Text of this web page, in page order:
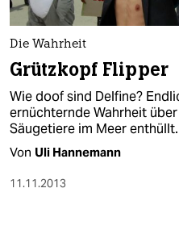
sport
berlin
wahrheit
verlag
verlag
Die Wahrheit
Grützkopf Flipper
Wie doof sind Delfine?
ernüchternde Wahrheit
Säugetiere im Meer enthüllt.
Von Uli Hannemann
11.11.2013